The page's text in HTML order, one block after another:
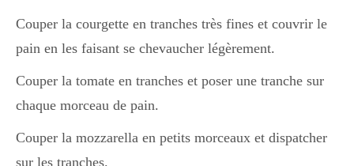
Tuto
Divers
Semaines Spéciales
Couper la courgette en tranches très fines et couvrir le
pain en les faisant se chevaucher légèrement.
Couper la tomate en tranches et poser une tranche sur
chaque morceau de pain.
Couper la mozzarella en petits morceaux et dispatcher
sur les tranches.